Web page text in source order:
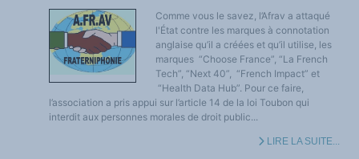
Comme vous le savez, l’Afrav a attaqué
l'État contre les marques à connotation
anglaise qu’il a créées et qu’il utilise, les
marques “Choose France”, “La French
Tech”, “Next 40”, “French Impact” et
“Health Data Hub”. Pour ce faire,
l’association a pris appui sur l’article 14 de la loi Toubon qui
interdit aux personnes morales de droit public...
LIRE LA SUITE...